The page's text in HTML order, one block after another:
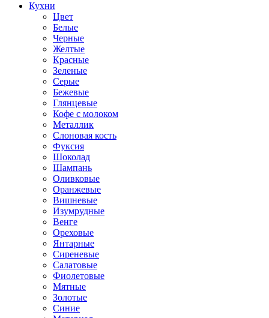
Кухни
Цвет
Белые
Черные
Желтые
Красные
Зеленые
Серые
Бежевые
Глянцевые
Кофе с молоком
Металлик
Слоновая кость
Фуксия
Шоколад
Шампань
Оливковые
Оранжевые
Вишневые
Изумрудные
Венге
Ореховые
Янтарные
Сиреневые
Салатовые
Фиолетовые
Мятные
Золотые
Синие